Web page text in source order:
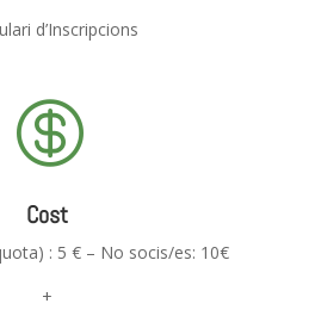
d’Inscripcions

Cost
: 5 € – No socis/es: 10€
+